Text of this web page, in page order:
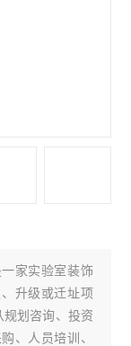
家实验室装饰
升级或迁址项
规划咨询、投资
、人员培训、